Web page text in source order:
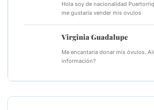
Hola soy de nacionalidad
me gustaría vender mis ovulos
Virginia Guadalupe
Me encantaría donar mis óvulos.
información?